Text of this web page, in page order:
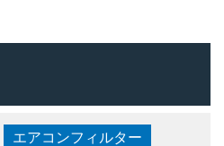
エアコンフィルター